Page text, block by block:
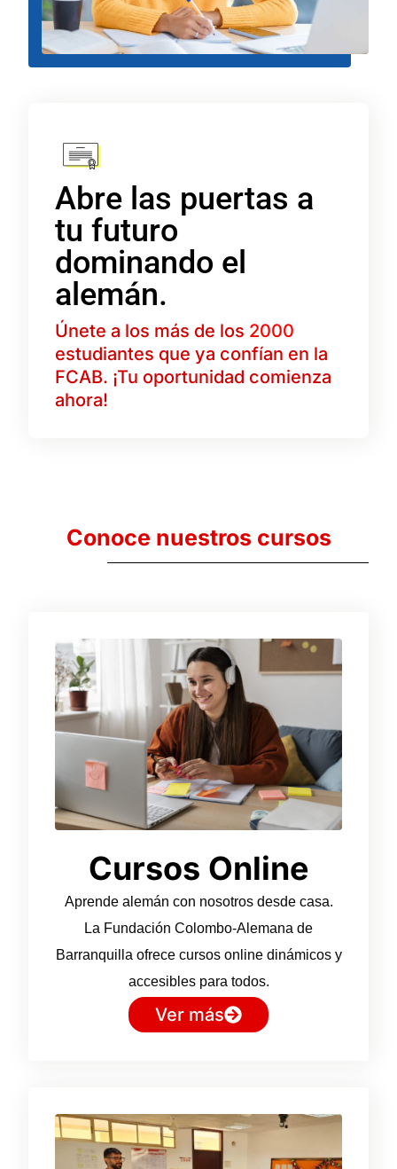
Abre las puertas a
tu futuro
dominando el
alemán.
Únete a los más de los 2000
estudiantes que ya confían en la
FCAB. ¡Tu oportunidad comienza
ahora!
Conoce nuestros cursos
Cursos Online
Aprende alemán con nosotros desde casa.
La Fundación Colombo-Alemana de
Barranquilla ofrece cursos online dinámicos y
accesibles para todos.
Ver más